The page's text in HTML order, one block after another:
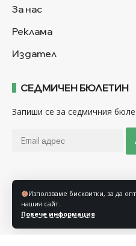
Използваме бисквитки, за да
нашия сайт.
Повече информация
За нас
Реклама
Издател
СЕДМИЧЕН БЮЛЕТИН
Запиши се за седмичния